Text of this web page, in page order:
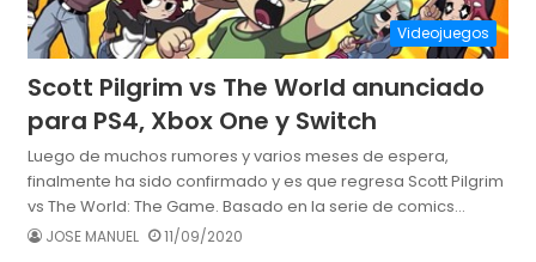
Videojuegos
Scott Pilgrim vs The World anunciado
para PS4, Xbox One y Switch
Luego de muchos rumores y varios meses de espera,
finalmente ha sido confirmado y es que regresa Scott Pilgrim
vs The World: The Game. Basado en la serie de comics…
JOSE MANUEL 11/09/2020